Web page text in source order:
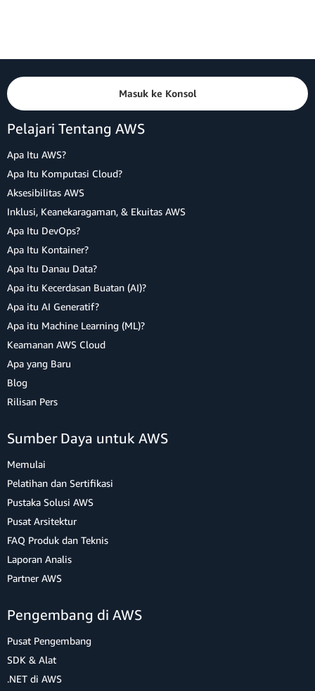
Masuk ke Konsol
Pelajari Tentang AWS
Apa Itu AWS?
Apa Itu Komputasi Cloud?
Aksesibilitas AWS
Inklusi, Keanekaragaman, & Ekuitas AWS
Apa Itu DevOps?
Apa Itu Kontainer?
Apa Itu Danau Data?
Apa itu Kecerdasan Buatan (AI)?
Apa itu AI Generatif?
Apa itu Machine Learning (ML)?
Keamanan AWS Cloud
Apa yang Baru
Blog
Rilisan Pers
Sumber Daya untuk AWS
Memulai
Pelatihan dan Sertifikasi
Pustaka Solusi AWS
Pusat Arsitektur
FAQ Produk dan Teknis
Laporan Analis
Partner AWS
Pengembang di AWS
Pusat Pengembang
SDK & Alat
.NET di AWS